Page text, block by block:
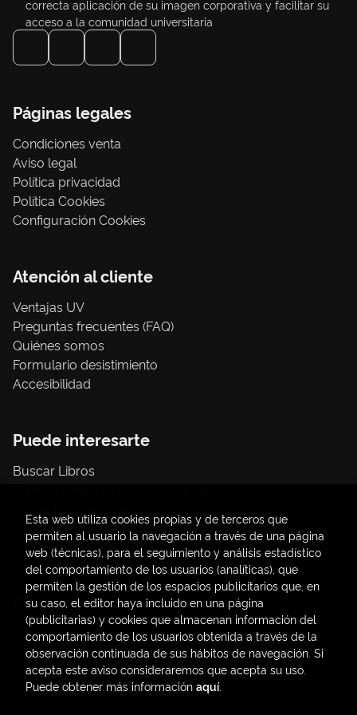
correcta aplicación de su imagen corporativa y facilitar su
acceso a la comunidad universitaria
Páginas legales
Condiciones venta
Aviso legal
Política privacidad
Política Cookies
Configuración Cookies
Atención al cliente
Ventajas UV
Preguntas frecuentes (FAQ)
Quiénes somos
Formulario desistimiento
Accesibilidad
Puede interesarte
Buscar Libros
Papelería / material oficina
Consumo Sostenible
Contacto
C/ Amadeo de Saboya, 4
(+34) 963828968
latendauv@fundacio.es
Formulario de contacto
Esta web utiliza cookies propias y de terceros que
permiten al usuario la navegación a través de una página
web (técnicas), para el seguimiento y análisis estadístico
del comportamiento de los usuarios (analíticas), que
permiten la gestión de los espacios publicitarios que, en
su caso, el editor haya incluido en una página
(publicitarias) y cookies que almacenan información del
comportamiento de los usuarios obtenida a través de la
observación continuada de sus hábitos de navegación. Si
acepta este aviso consideraremos que acepta su uso.
Puede obtener más información aquí.